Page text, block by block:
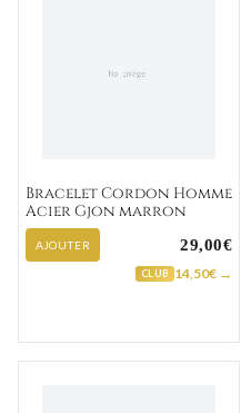
Bracelet Cordon Homme
Acier Gjon marron
AJOUTER 29,00€
CLUB 14,50€ →